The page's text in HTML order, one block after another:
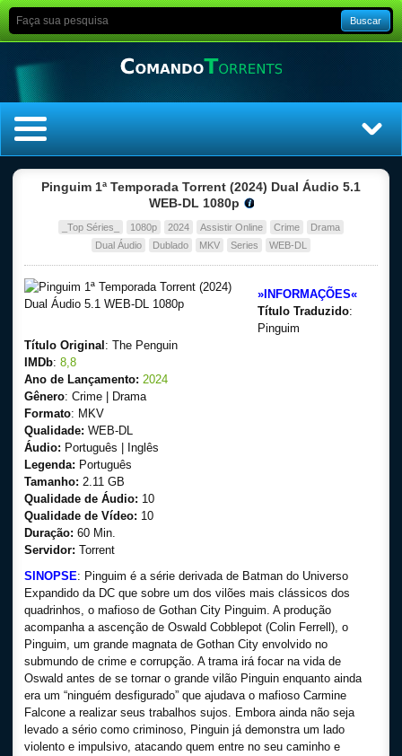
Buscar
Pinguim 1ª Temporada Torrent (2024) Dual Áudio 5.1
WEB-DL 1080p
_Top Séries_ 1080p 2024 Assistir Online Crime
Drama
Dual Áudio
Dublado MKV Series WEB-DL
»INFORMAÇÕES«
Título Traduzido:
Pinguim
Título Original : The Penguin
IMDb: 8,8
Ano de Lançamento: 2024
Gênero: Crime | Drama
Formato: MKV
Qualidade: WEB-DL
Áudio: Português | Inglês
Legenda: Português
Tamanho: 2.11 GB
Qualidade de Áudio: 10
Qualidade de Vídeo: 10
Duração: 60 Min.
Servidor: Torrent
SINOPSE: Pinguim é a série derivada de Batman do Universo
Expandido da DC que sobre um dos vilões mais clássicos dos
quadrinhos, o mafioso de Gothan City Pinguim. A produção
acompanha a ascenção de Oswald Cobblepot (Colin Ferrell), o
Pinguim, um grande magnata de Gothan City envolvido no
submundo de crime e corrupção. A trama irá focar na vida de
Oswald antes de se tornar o grande vilão Pinguin enquanto ainda
era um “ninguém desfigurado” que ajudava o mafioso Carmine
Falcone a realizar seus trabalhos sujos. Embora ainda não seja
levado a sério como criminoso, Pinguin já demonstra um lado
violento e impulsivo, atacando quem entre no seu caminho e